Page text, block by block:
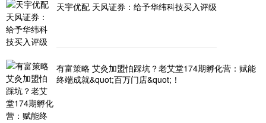
天宇优配 天风证券：给予华纬科技买入评级
有富策略 艾灸加盟怕踩坑？老艾堂174期孵化营：赋能
终端成就&quot;百万门店&quot;！